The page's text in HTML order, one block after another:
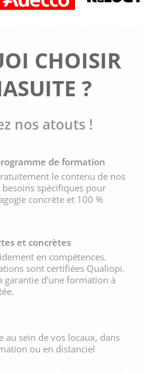
CHOISIR
?
nos atouts !
de formation
le contenu de nos
spécifiques pour
concrète et 100 %
et concrètes
en compétences.
sont certifiées Qualiopi.
garantie d’une formation à
au sein de vos locaux, dans
ou en distanciel